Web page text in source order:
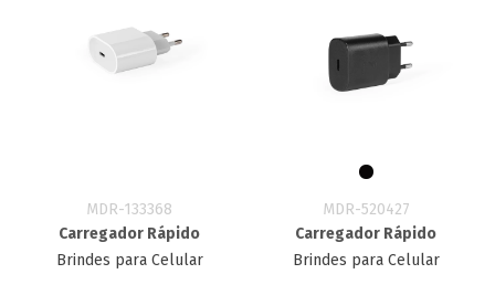
MDR-133368
Carregador Rápido
Brindes para Celular
MDR-520427
Carregador Rápido
Brindes para Celular